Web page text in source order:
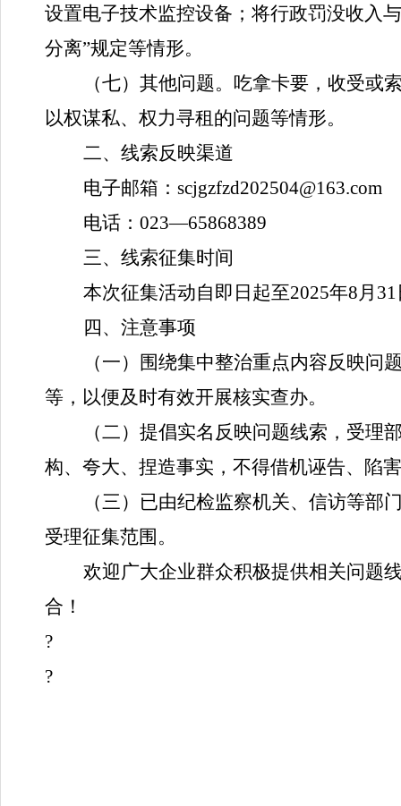
设置电子技术监控设备；将行政罚没收入
分离”规定等情形。
（七）其他问题。 吃拿卡要，收受或
以权谋私、权力寻租的问题等情形。
二、线索反映渠道
电子邮箱： scjgzfzd202504@163.com
电话： 023—65868389
三、线索征集时间
本次征集活动自即日起至2025年8月 31
四、注意事项
（一）围绕集中整治重点内容反映
等，以便及时有效开展核实查办。
（二）提倡实名反映问题线索，受
构、夸大、捏造事实，不得借机诬告、陷
（三）已由纪检监察机关、信访等
受理征集范围。
欢迎广大企业群众积极提供相关问题
合！
?
?